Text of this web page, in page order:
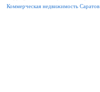
Коммерческая недвижимость Саратов